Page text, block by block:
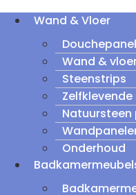
Wand & Vloer
Wand &
Steenstrips
Natuursteen
Onderhoud